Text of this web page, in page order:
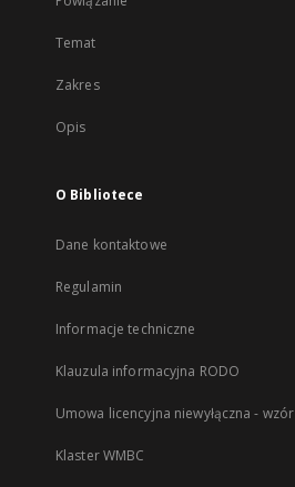
Temat
Zakres
Opis
O Bibliotece
Dane kontaktowe
Regulamin
Informacje techniczne
Klauzula informacyjna RODO
Umowa licencyjna niewyłączna - wzór
Klaster WMBC